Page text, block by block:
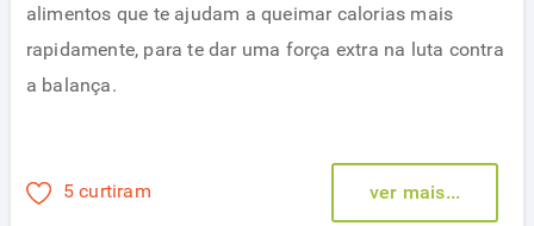
alimentos que te ajudam a queimar calorias mais
rapidamente, para te dar uma força extra na luta contra
a balança.
5 curtiram ver mais...